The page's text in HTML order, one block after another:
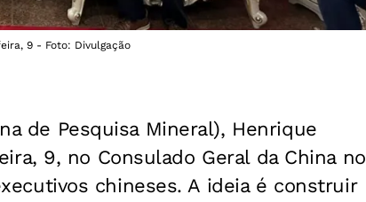
9 - Foto: Divulgação
de Pesquisa Mineral), Henrique
9, no Consulado Geral da China no
chineses. A ideia é construir